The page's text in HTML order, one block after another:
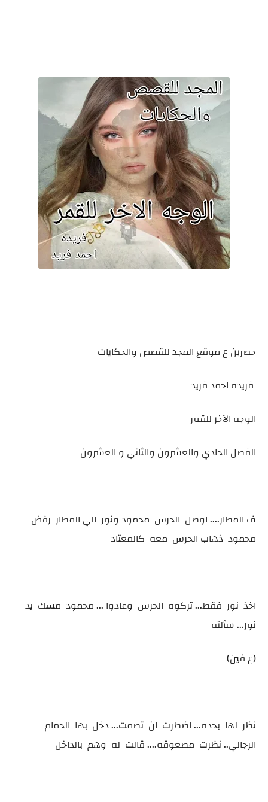
حصرين ع موقع المجد للقصص والحكايات
فريده احمد فريد
الوجه الآخر للقمر
الفصل الحادي والعشرون والثاني و العشرون
ف المطار.... اوصل الحرس محمود ونور الي المطار رفض
محمود ذهاب الحرس معه كالمعتاد
اخذ نور فقط... تركوه الحرس وعادوا ... محمود مسك يد
نور... سألته
(ع فين)
نظر لها بحده... اضطرت ان تصمت... دخل بها الحمام
الرجالي.. نظرت مصعوقه.... قالت له وهم بالداخل